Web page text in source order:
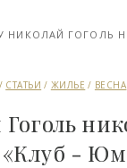
НИКОЛАЙ ГОГОЛЬ
/ СТАТЬИ / ЖИЛЬЕ / ВЕСНА
-